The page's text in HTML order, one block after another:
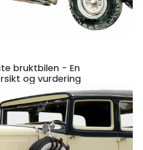
bruktbilen - En
og vurdering